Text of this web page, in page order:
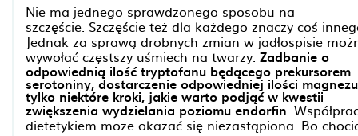
Nie ma jednego sprawdzonego sposobu na
szczęście. Szczęście też dla każdego znaczy coś
Jednak za sprawą drobnych zmian w jadłospisie
wywołać częstszy uśmiech na twarzy. Zadbanie o
odpowiednią ilość tryptofanu będącego prekursorem
serotoniny, dostarczenie odpowiedniej ilości
tylko niektóre kroki, jakie warto podjąć w kwestii
zwiększenia wydzielania poziomu endorfin .
dietetykiem może okazać się niezastąpiona. Bo